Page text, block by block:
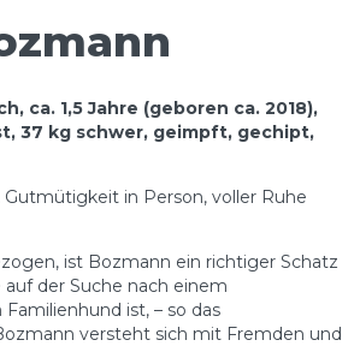
ca. 1,5 Jahre (geboren ca. 2018),
37 kg schwer, geimpft, gechipt,
in Person, voller Ruhe
ist Bozmann ein richtiger Schatz
auf der Suche nach einem
ist, – so das
versteht sich mit Fremden und